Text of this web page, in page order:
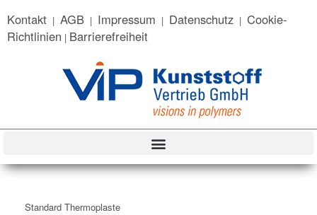
Kontakt | AGB | Impressum | Datenschutz | Cookie-
Richtlinien | Barrierefreiheit
Standard Thermoplaste